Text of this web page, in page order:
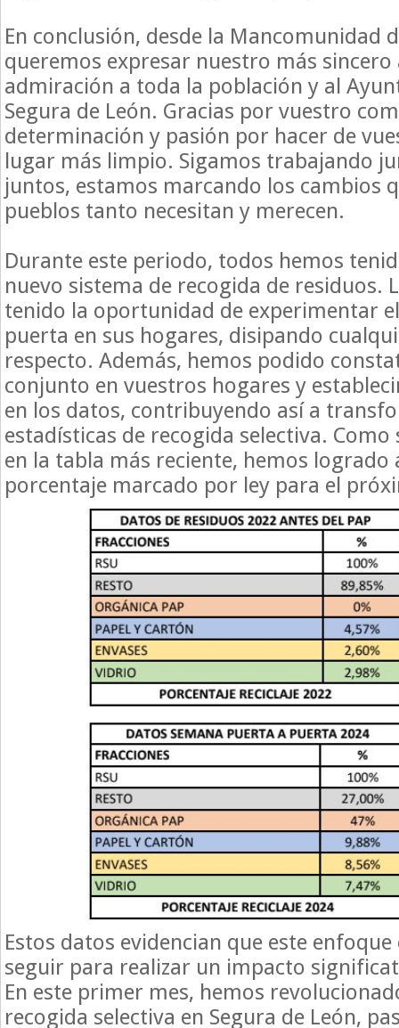
En conclusión, desde la Mancomunidad
queremos expresar nuestro más
admiración a toda la población y al
Segura de León. Gracias por vuestro
determinación y pasión por hacer de
lugar más limpio. Sigamos trabajando
juntos, estamos marcando los cambios
pueblos tanto necesitan y merecen.
Durante este periodo, todos hemos
nuevo sistema de recogida de residuos.
tenido la oportunidad de experimentar
puerta en sus hogares, disipando
respecto. Además, hemos podido
conjunto en vuestros hogares y
en los datos, contribuyendo así a
estadísticas de recogida selectiva. Como
en la tabla más reciente, hemos logrado
porcentaje marcado por ley para el
Estos datos evidencian que este enfoque
seguir para realizar un impacto
En este primer mes, hemos
recogida selectiva en Segura de León,